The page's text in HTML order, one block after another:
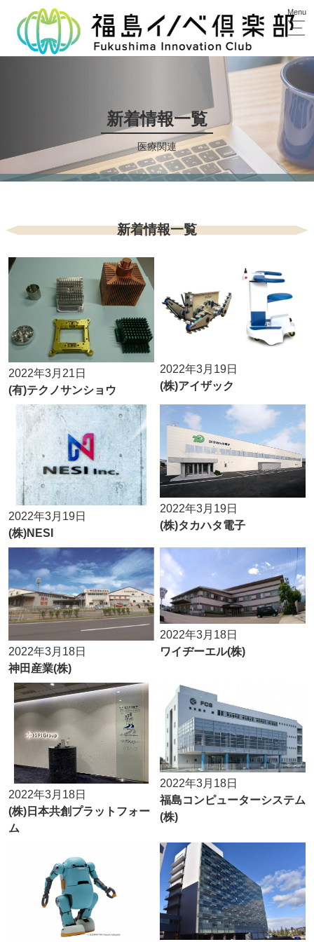
新着情報一覧
医療関連
新着情報一覧
2022年3月21日
(有)テクノサンショウ
2022年3月19日
(株)アイザック
2022年3月19日
(株)NESI
2022年3月19日
(株)タカハタ電子
2022年3月18日
神田産業(株)
2022年3月18日
ワイヂーエル(株)
2022年3月18日
(株)日本共創プラットフォー
ム
2022年3月18日
福島コンピューターシステム
(株)